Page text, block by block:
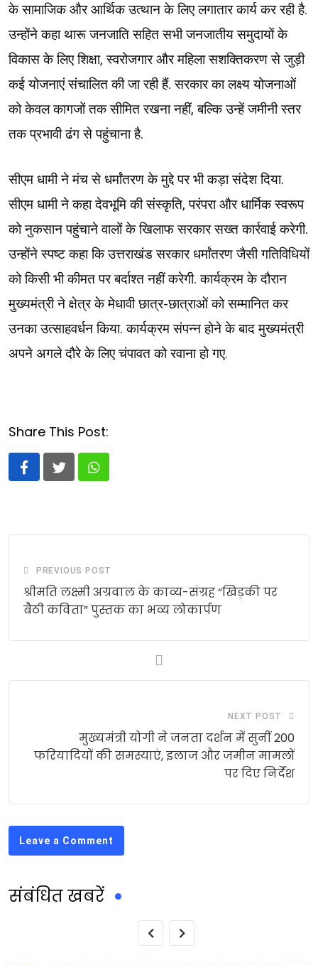
(@pushkardhami)May 16, 2026
के सामाजिक और आर्थिक उत्थान के लिए लगातार कार्य कर रही है.
उन्होंने कहा थारू जनजाति सहित सभी जनजातीय समुदायों के
विकास के लिए शिक्षा, स्वरोजगार और महिला सशक्तिकरण से जुड़ी
कई योजनाएं संचालित की जा रही हैं. सरकार का लक्ष्य योजनाओं
को केवल कागजों तक सीमित रखना नहीं, बल्कि उन्हें जमीनी स्तर
तक प्रभावी ढंग से पहुंचाना है.
सीएम धामी ने मंच से धर्मांतरण के मुद्दे पर भी कड़ा संदेश दिया.
सीएम धामी ने कहा देवभूमि की संस्कृति, परंपरा और धार्मिक स्वरूप
को नुकसान पहुंचाने वालों के खिलाफ सरकार सख्त कार्रवाई करेगी.
उन्होंने स्पष्ट कहा कि उत्तराखंड सरकार धर्मांतरण जैसी गतिविधियों
को किसी भी कीमत पर बर्दाश्त नहीं करेगी. कार्यक्रम के दौरान
मुख्यमंत्री ने क्षेत्र के मेधावी छात्र-छात्राओं को सम्मानित कर
उनका उत्साहवर्धन किया. कार्यक्रम संपन्न होने के बाद मुख्यमंत्री
अपने अगले दौरे के लिए चंपावत को रवाना हो गए.
Share This Post:
Whatsapp
PREVIOUS POST
श्रीमति लक्ष्मी अग्रवाल के काव्य-संग्रह “खिड़की पर
बैठी कविता” पुस्तक का भव्य लोकार्पण
NEXT POST
मुख्यमंत्री योगी ने जनता दर्शन में सुनीं 200
फरियादियों की समस्याएं, इलाज और जमीन मामलों
पर दिए निर्देश
Leave a Comment
संबंधित खबरें